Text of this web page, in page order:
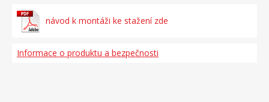
návod k montáži ke stažení zde
Informace o produktu a bezpečnosti